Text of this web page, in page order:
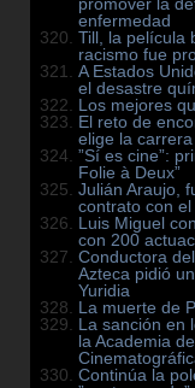
enfermedad
Till, la película
racismo fue
A Estados
el desastre
Los mejores
El reto de
elige la
”Sí es cine”:
Folie à Deux”
Julián Araujo,
contrato con
Luis Miguel
con 200
Conductora
Azteca pidió
Yuridia
La muerte de
La sanción en
la Academia
Continúa la